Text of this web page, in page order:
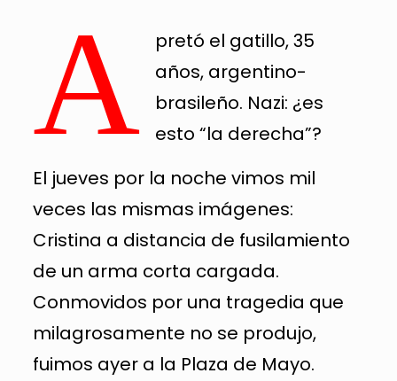
A
pretó el gatillo, 35
años, argentino-
brasileño. Nazi: ¿es
esto “la derecha”?
El jueves por la noche vimos mil
veces las mismas imágenes:
Cristina a distancia de fusilamiento
de un arma corta cargada.
Conmovidos por una tragedia que
milagrosamente no se produjo,
fuimos ayer a la Plaza de Mayo.